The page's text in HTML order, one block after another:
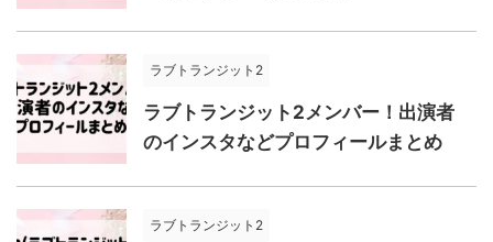
ラブトランジット2
ラブトランジット2メンバー！出演者
のインスタなどプロフィールまとめ
ラブトランジット2